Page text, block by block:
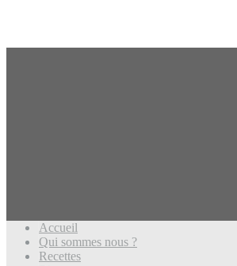
Accueil
Qui sommes nous ?
Recettes